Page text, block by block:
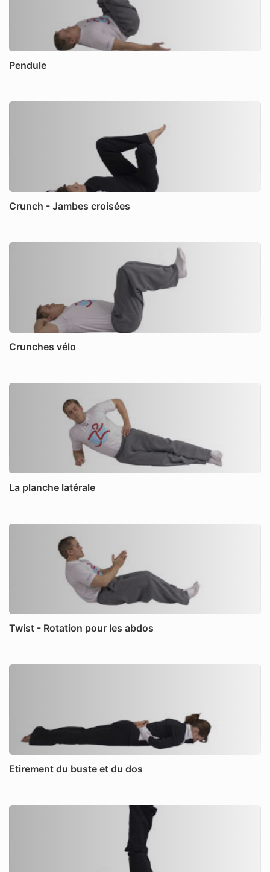
Pendule
Crunch - Jambes croisées
Crunches vélo
La planche latérale
Twist - Rotation pour les abdos
Etirement du buste et du dos